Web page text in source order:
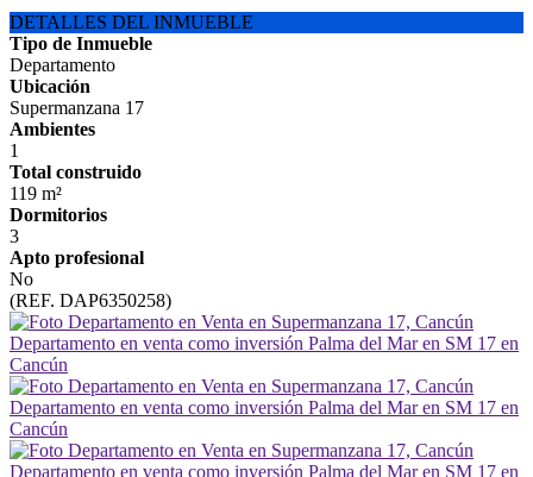
DETALLES DEL INMUEBLE
Tipo de Inmueble
Departamento
Ubicación
Supermanzana 17
Ambientes
1
Total construido
119 m²
Dormitorios
3
Apto profesional
No
(REF. DAP6350258)